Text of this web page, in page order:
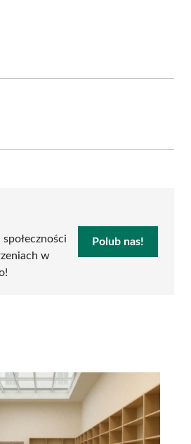
w
Polub nas!